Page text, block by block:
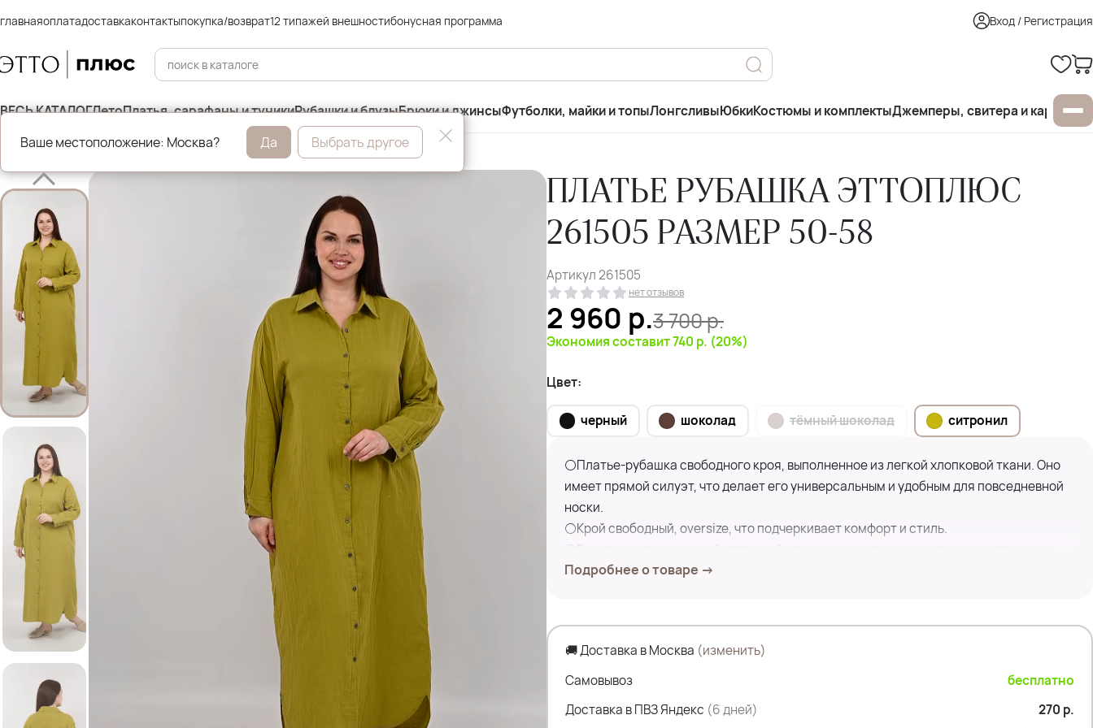
главнаяоплатадоставкаконтактыпокупка/возврат12 типажей внешностибонусная программа Вход / Регистрация
ВЕСЬ КАТАЛОГЛетоПлатья, сарафаны и туникиРубашки и блузыБрюки и джинсыФутболки, майки и топыЛонгсливыЮбкиКостюмы и комплектыДжемперы, свитера и
Главная Платья, сарафаны и туники
ПЛАТЬЕ РУБАШКА ЭТТОПЛЮС
261505 РАЗМЕР 50-58
Артикул261505
нет отзывов
2 960 р.3 700р.
Экономия составит 740 р. (20%)
Цвет:
черный шоколад тёмный шоколад ситронил
⚪Платье-рубашка свободного кроя, выполненное из легкой хлопковой ткани. Оно
имеет прямой силуэт, что делает его универсальным и удобным для повседневной
носки.
⚪Крой свободный, oversize, что подчеркивает комфорт и стиль.
⚪Воротник классический отложной, длинные рукава с манжетами и застежка на
пуговицы по всей длине.
Замеры по изделию:
ПОГ- 56 см
Дл.изделия по переду- 136 см
Подробнее о товаре →
🚚 Доставка в Москва (изменить)
Самовывоз
бесплатно
Доставка в ПВЗ Яндекс (6 дней)
270 р.
Ваше местоположение: Москва? Да Выбрать другое